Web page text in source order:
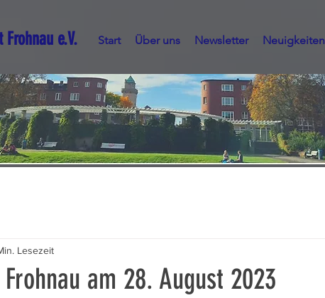
e.V. Start Über uns Newsletter Neuigkeiten
am 28. August 2023
Lesezeit